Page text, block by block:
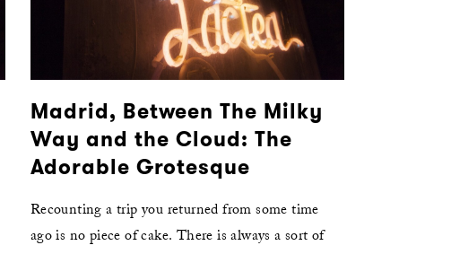
Madrid, Between The Milky
Way and the Cloud: The
Adorable Grotesque
Recounting a trip you returned from some time
ago is no piece of cake. There is always a sort of